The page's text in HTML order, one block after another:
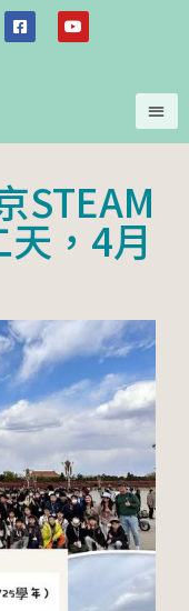
STEAM
，4月